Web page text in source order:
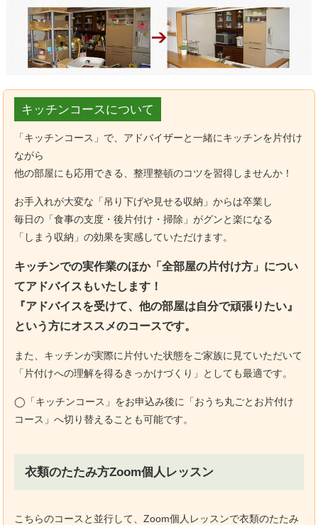
キッチンコースについて
「キッチンコース」で、アドバイザーと一緒にキッチンを片付け
ながら
他の部屋にも応用できる、整理整頓のコツを習得しませんか！
お手入れが大変な「吊り下げや見せる収納」からは卒業し
毎日の「食事の支度・後片付け・掃除」がグンと楽になる
「しまう収納」の効果を実感していただけます。
キッチンでの実作業のほか「全部屋の片付け方」につい
てアドバイスもいたします！
『アドバイスを受けて、他の部屋は自分で頑張りたい』
という方にオススメのコースです。
また、キッチンが実際に片付いた状態をご家族に見ていただいて
「片付けへの理解を得るきっかけづくり」としても最適です。
◯「キッチンコース」をお申込み後に「おうち丸ごとお片付け
コース」へ切り替えることも可能です。
衣類のたたみ方Zoom個人レッスン
こちらのコースと並行して、Zoom個人レッスンで衣類のたたみ